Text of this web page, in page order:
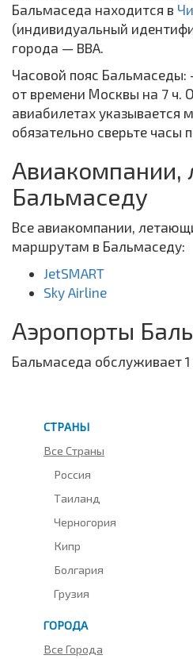
Бальмаседа находится в
(индивидуальный
города — BBA.
Часовой пояс Бальмаседы:
от времени Москвы на 7 ч.
авиабилетах указывается
обязательно сверьте часы
Авиакомпании,
Бальмаседу
Все авиакомпании,
маршрутам в Бальмаседу:
JetSMART
Sky Airline
Аэропорты
Бальмаседа обслуживает 1
СТРАНЫ
Все Страны
Россия
Таиланд
Черногория
Кипр
Болгария
Грузия
ГОРОДА
Все Города